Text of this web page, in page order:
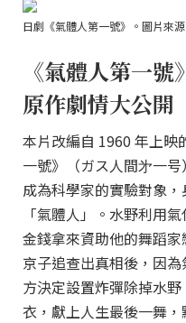
日劇《氣體人第一號》。圖片來
《氣體人第一
原作劇情大公開
本片改編自 1960 年上映
一號》（ガス人間㐧一
成為科學家的實驗對象
「氣體人」。水野利用
金錢拿來資助他的舞蹈
京子追查出真相後，因
方決定設置炸彈除掉水
衣，獻上人生最後一舞